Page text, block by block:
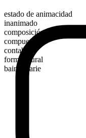
estado de animacidad
inanimado
composición morfológica
compuesto
contable
forma plural
bains-marie